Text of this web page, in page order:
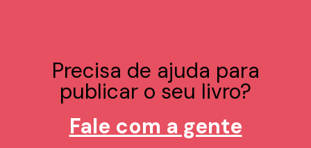
Precisa de ajuda para
publicar o seu livro?
Fale com a gente